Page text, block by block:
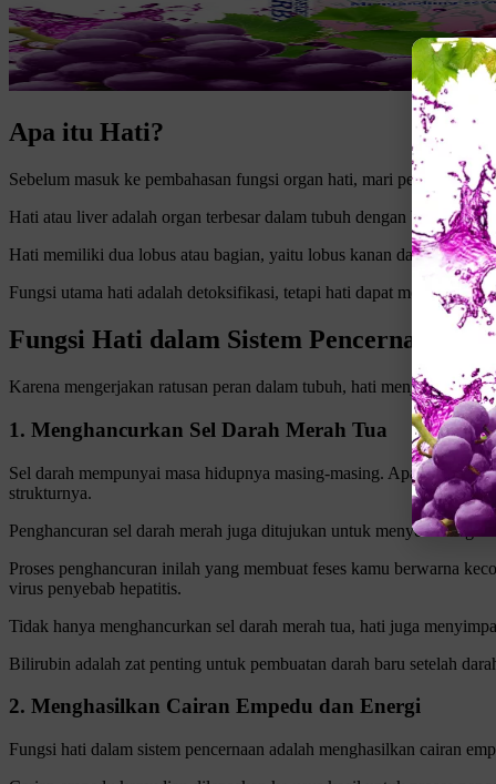
Apa itu Hati?
Sebelum masuk ke pembahasan fungsi organ hati, mari pelajari
Hati atau liver adalah organ terbesar dalam tubuh dengan berat
Hati memiliki dua lobus atau bagian, yaitu lobus kanan dan kiri. Hati
Fungsi utama hati adalah detoksifikasi, tetapi hati dapat melakukan
Fungsi Hati dalam Sistem Pencernaan
Karena mengerjakan ratusan peran dalam tubuh, hati menjadi organ
1. Menghancurkan Sel Darah Merah Tua
Sel darah mempunyai masa hidupnya masing-masing. Apabila sel
strukturnya.
Penghancuran sel darah merah juga ditujukan untuk
Proses penghancuran inilah yang membuat feses kamu berwarna
virus penyebab hepatitis.
Tidak hanya menghancurkan sel darah merah tua, hati juga
Bilirubin adalah zat penting untuk pembuatan darah baru setelah
2. Menghasilkan Cairan Empedu dan Energi
Fungsi hati dalam sistem pencernaan adalah menghasilkan cairan